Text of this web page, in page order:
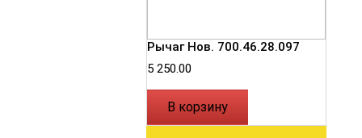
Рычаг Нов. 700.46.28.097
5 250.00
В корзину